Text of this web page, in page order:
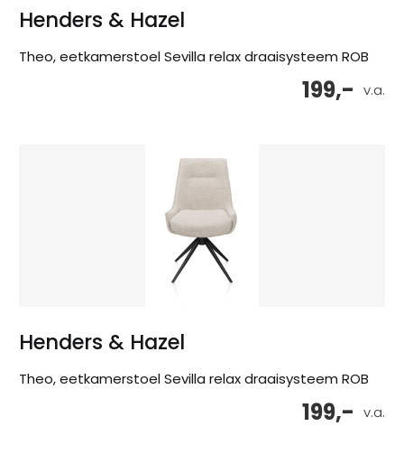
Henders & Hazel
Theo, eetkamerstoel Sevilla relax draaisysteem ROB
v.a.
199,-
Henders & Hazel
Theo, eetkamerstoel Sevilla relax draaisysteem ROB
v.a.
199,-